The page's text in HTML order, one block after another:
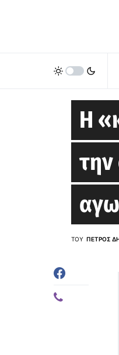
Η
ΤΟΥ ΠΈΤΡΟΣ